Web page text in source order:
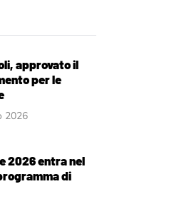
approvato il
per le
2026
2026 entra nel
di